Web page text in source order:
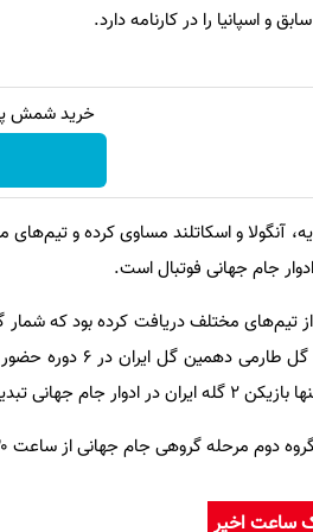
و اسپانیا را در کارنامه دارد.
خرید شمش پلمپ
آنگولا و اسکاتلند مساوی کرده و
جام جهانی فوتبال است.
تا پیش از این ۲۴ گل را از تیم‌های مختلف دریافت
جهانی به عدد ۳۰
جهانی تبدیل شود.
گروهی جام جهانی از ساعت ۲۲:۳۰ دقیقه آغاز می‌شود.
ساعت اخیر